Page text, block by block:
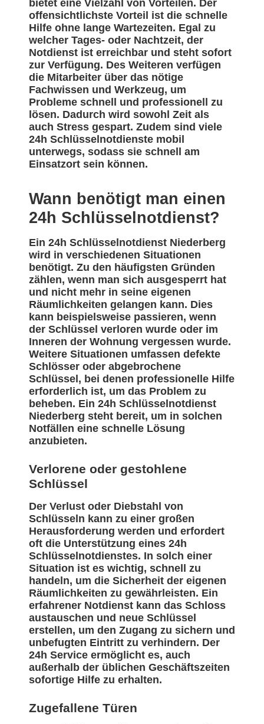
bietet eine Vielzahl von Vorteilen. Der
offensichtlichste Vorteil ist die schnelle
Hilfe ohne lange Wartezeiten. Egal zu
welcher Tages- oder Nachtzeit, der
Notdienst ist erreichbar und steht sofort
zur Verfügung. Des Weiteren verfügen
die Mitarbeiter über das nötige
Fachwissen und Werkzeug, um
Probleme schnell und professionell zu
lösen. Dadurch wird sowohl Zeit als
auch Stress gespart. Zudem sind viele
24h Schlüsselnotdienste mobil
unterwegs, sodass sie schnell am
Einsatzort sein können.
Wann benötigt man einen
24h Schlüsselnotdienst?
Ein 24h Schlüsselnotdienst Niederberg
wird in verschiedenen Situationen
benötigt. Zu den häufigsten Gründen
zählen, wenn man sich ausgesperrt hat
und nicht mehr in seine eigenen
Räumlichkeiten gelangen kann. Dies
kann beispielsweise passieren, wenn
der Schlüssel verloren wurde oder im
Inneren der Wohnung vergessen wurde.
Weitere Situationen umfassen defekte
Schlösser oder abgebrochene
Schlüssel, bei denen professionelle Hilfe
erforderlich ist, um das Problem zu
beheben. Ein 24h Schlüsselnotdienst
Niederberg steht bereit, um in solchen
Notfällen eine schnelle Lösung
anzubieten.
Verlorene oder gestohlene
Schlüssel
Der Verlust oder Diebstahl von
Schlüsseln kann zu einer großen
Herausforderung werden und erfordert
oft die Unterstützung eines 24h
Schlüsselnotdienstes. In solch einer
Situation ist es wichtig, schnell zu
handeln, um die Sicherheit der eigenen
Räumlichkeiten zu gewährleisten. Ein
erfahrener Notdienst kann das Schloss
austauschen und neue Schlüssel
erstellen, um den Zugang zu sichern und
unbefugten Eintritt zu verhindern. Der
24h Service ermöglicht es, auch
außerhalb der üblichen Geschäftszeiten
sofortige Hilfe zu erhalten.
Zugefallene Türen